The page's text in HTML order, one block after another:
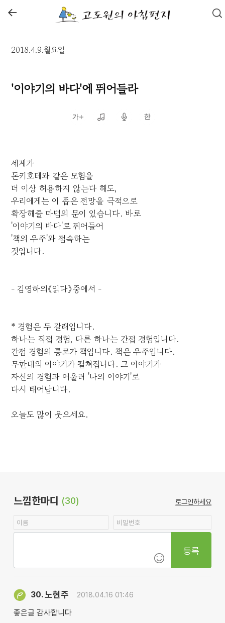
←
2018.4.9.월요일
'이야기의 바다'에 뛰어들라
세계가
돈키호테와 같은 모험을
더 이상 허용하지 않는다 해도,
우리에게는 이 좁은 전망을 극적으로
확장해줄 마법의 문이 있습니다. 바로
'이야기의 바다'로 뛰어들어
'책의 우주'와 접속하는
것입니다.
- 김영하의《읽다》중에서 -
* 경험은 두 갈래입니다.
하나는 직접 경험, 다른 하나는 간접 경험입니다.
간접 경험의 통로가 책입니다. 책은 우주입니다.
무한대의 이야기가 펼쳐집니다. 그 이야기가
자신의 경험과 어울려 '나의 이야기'로
다시 태어납니다.
오늘도 많이 웃으세요.
느낌한마디 (30) 로그인하세요
등록
30.노현주 2018.04.16 01:46
좋은글 감사합니다